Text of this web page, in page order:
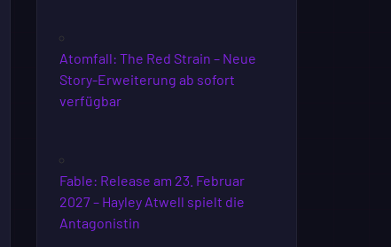
Atomfall: The Red Strain – Neue
Story-Erweiterung ab sofort
verfügbar
Fable: Release am 23. Februar
2027 – Hayley Atwell spielt die
Antagonistin